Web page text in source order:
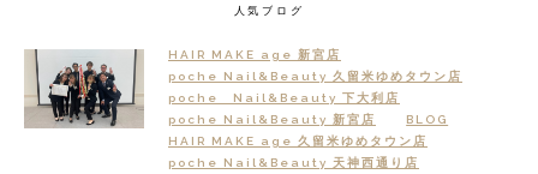
人気ブログ
HAIR MAKE age 新宮店
poche Nail&Beauty 久留米ゆめタウン店
poche Nail&Beauty 下大利店
poche Nail&Beauty 新宮店
BLOG
HAIR MAKE age 久留米ゆめタウン店
poche Nail&Beauty 天神西通り店